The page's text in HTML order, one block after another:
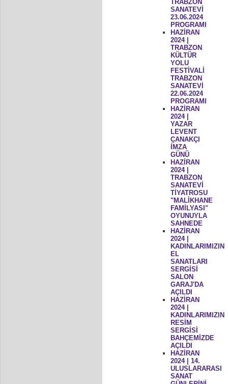
TRABZON
SANATEVİ
23.06.2024
PROGRAMI
HAZİRAN
2024 |
TRABZON
KÜLTÜR
YOLU
FESTİVALİ
TRABZON
SANATEVİ
22.06.2024
PROGRAMI
HAZİRAN
2024 |
YAZAR
LEVENT
ÇANAKÇI
İMZA
GÜNÜ
HAZİRAN
2024 |
TRABZON
SANATEVİ
TİYATROSU
"MALİKHANE
FAMİLYASI"
OYUNUYLA
SAHNEDE
HAZİRAN
2024 |
KADINLARIMIZIN
EL
SANATLARI
SERGİSİ
SALON
GARAJ'DA
AÇILDI
HAZİRAN
2024 |
KADINLARIMIZIN
RESİM
SERGİSİ
BAHÇEMİZDE
AÇILDI
HAZİRAN
2024 | 14.
ULUSLARARASI
SANAT